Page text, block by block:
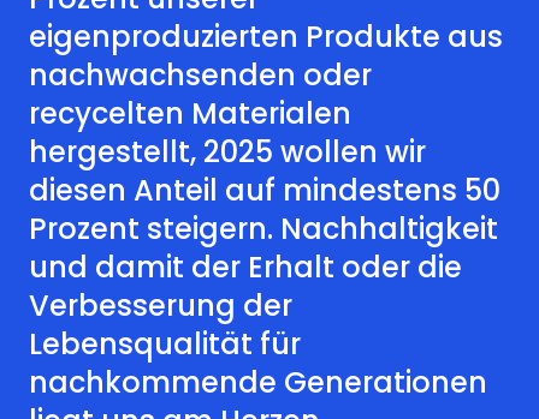
eigenproduzierten Produkte aus
nachwachsenden oder
recycelten Materialen
hergestellt, 2025 wollen wir
diesen Anteil auf mindestens 50
Prozent steigern. Nachhaltigkeit
und damit der Erhalt oder die
Verbesserung der
Lebensqualität für
nachkommende Generationen